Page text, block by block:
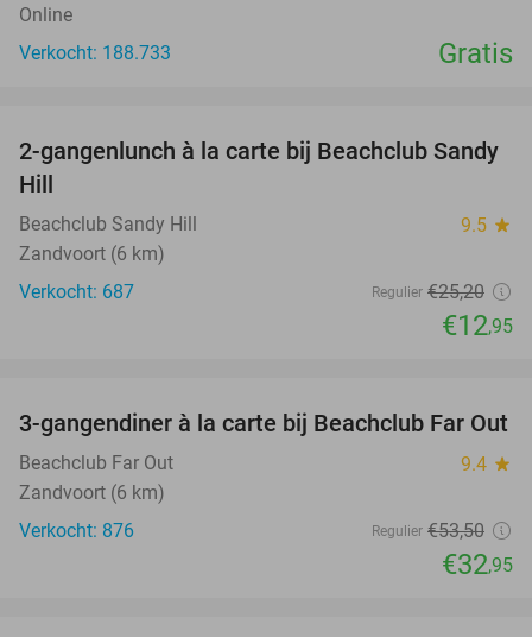
Online
Verkocht: 188.733
Gratis
49%
2-gangenlunch à la carte bij Beachclub Sandy
Hill
Beachclub Sandy Hill 9.5 star
Zandvoort (6 km)
Verkocht: 687
Regulier €25,20
€12,95
38%
3-gangendiner à la carte bij Beachclub Far Out
Beachclub Far Out 9.4 star
Zandvoort (6 km)
Verkocht: 876
Regulier €53,50
€32,95